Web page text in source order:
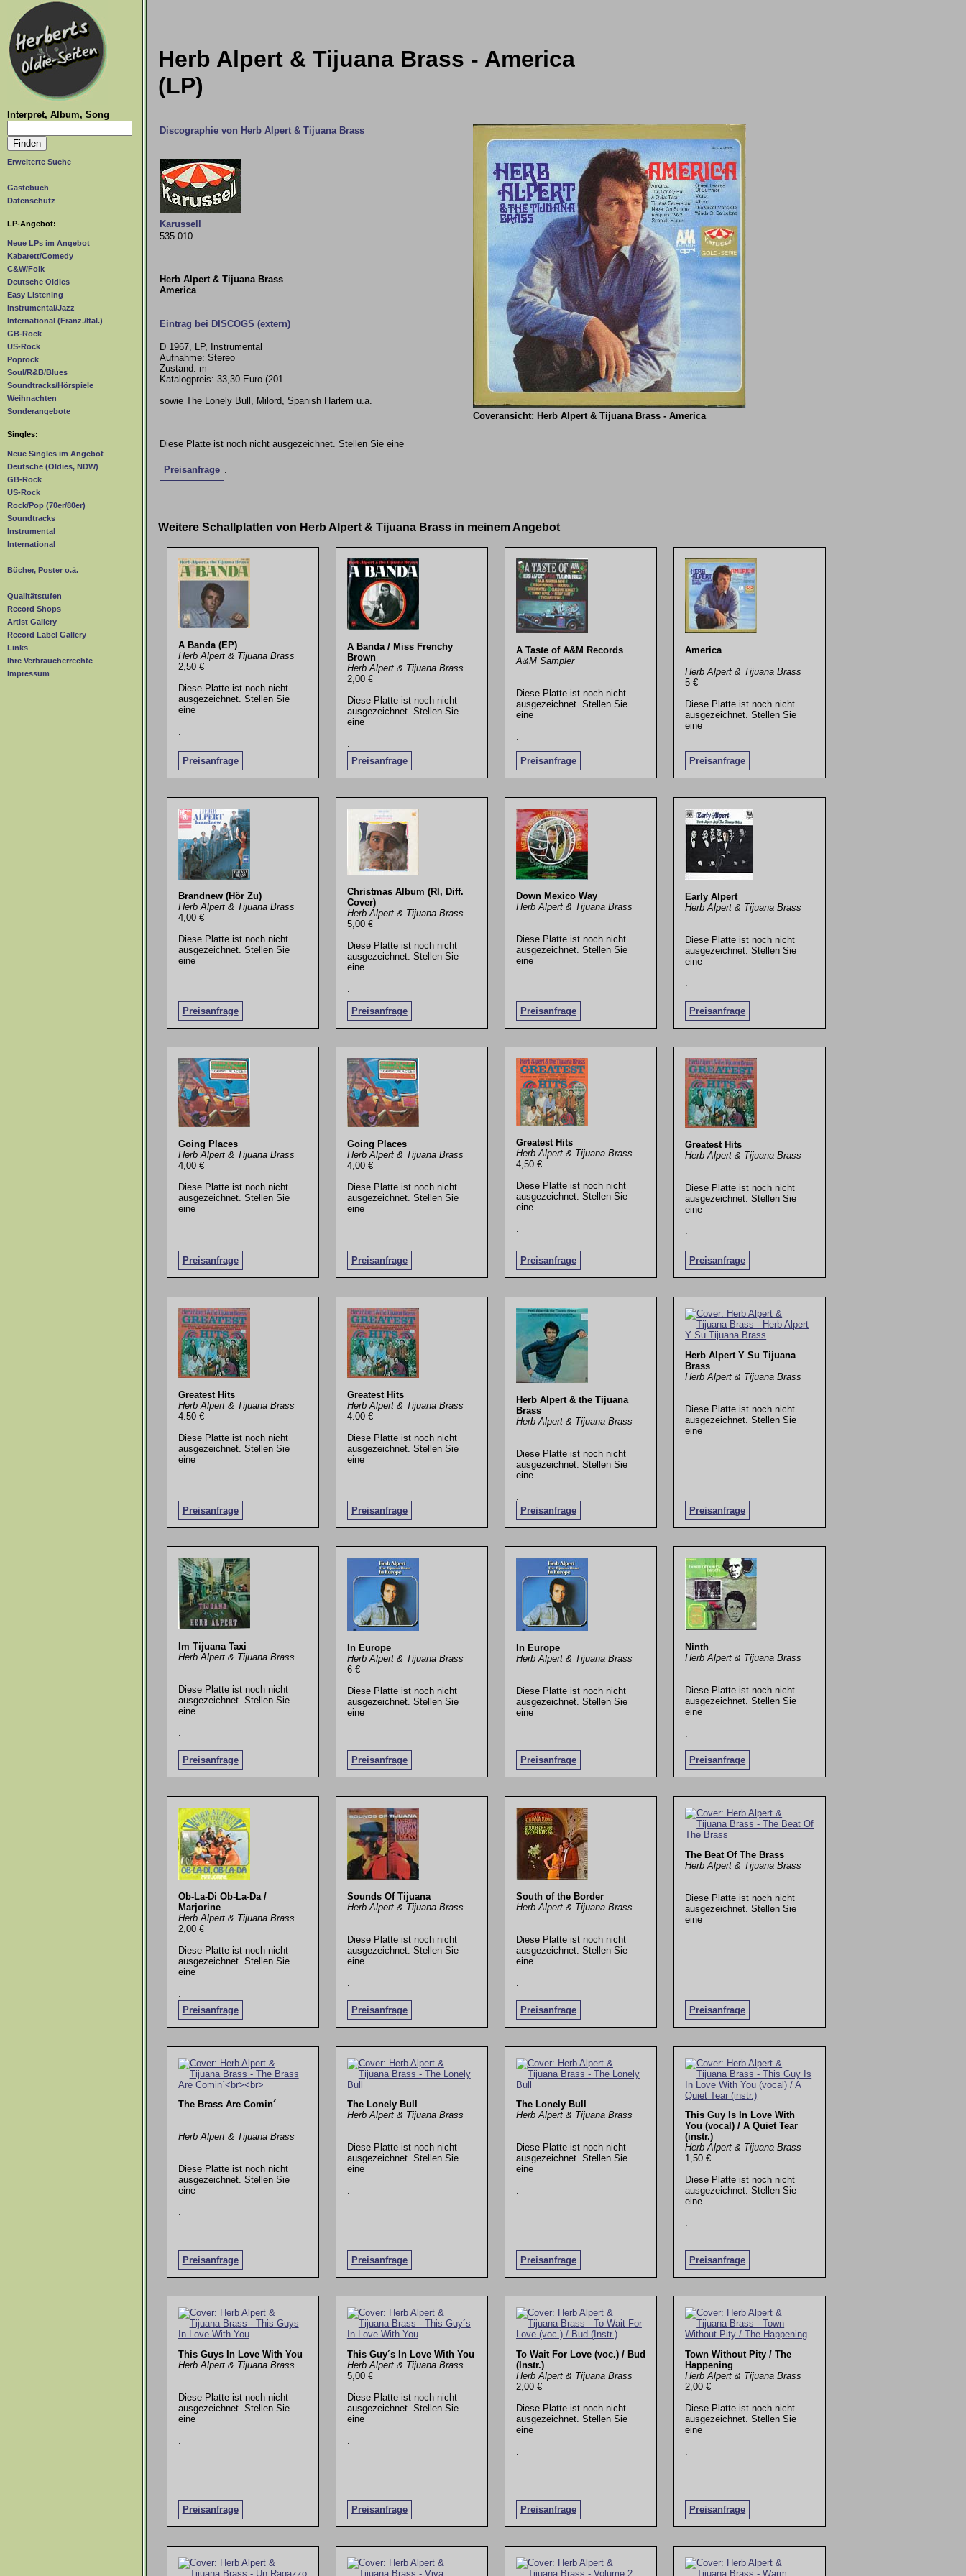
Interpret, Album, Song
Erweiterte Suche
Gästebuch
Datenschutz
LP-Angebot:
Neue LPs im Angebot
Kabarett/Comedy
C&W/Folk
Deutsche Oldies
Easy Listening
Instrumental/Jazz
International (Franz./Ital.)
GB-Rock
US-Rock
Poprock
Soul/R&B/Blues
Soundtracks/Hörspiele
Weihnachten
Sonderangebote
Singles:
Neue Singles im Angebot
Deutsche (Oldies, NDW)
GB-Rock
US-Rock
Rock/Pop (70er/80er)
Soundtracks
Instrumental
International
Bücher, Poster o.ä.
Qualitätstufen
Record Shops
Artist Gallery
Record Label Gallery
Links
Ihre Verbraucherrechte
Impressum
Herb Alpert & Tijuana Brass - America
(LP)
Discographie von Herb Alpert & Tijuana Brass
Karussell
535 010
Herb Alpert & Tijuana Brass
America
Eintrag bei DISCOGS (extern)
D 1967, LP, Instrumental
Aufnahme: Stereo
Zustand: m-
Katalogpreis: 33,30 Euro (201
sowie The Lonely Bull, Milord, Spanish Harlem u.a.
Diese Platte ist noch nicht ausgezeichnet. Stellen Sie eine
Preisanfrage
Coveransicht: Herb Alpert & Tijuana Brass - America
Weitere Schallplatten von Herb Alpert & Tijuana Brass in meinem Angebot
A Banda (EP)
Herb Alpert & Tijuana Brass
2,50 €
Diese Platte ist noch nicht
ausgezeichnet. Stellen Sie
eine
Preisanfrage
A Banda / Miss Frenchy
Brown
Herb Alpert & Tijuana Brass
2,00 €
Diese Platte ist noch nicht
ausgezeichnet. Stellen Sie
eine
Preisanfrage
A Taste of A&M Records
A&M Sampler
Diese Platte ist noch nicht
ausgezeichnet. Stellen Sie
eine
Preisanfrage
America
Herb Alpert & Tijuana Brass
5 €
Diese Platte ist noch nicht
ausgezeichnet. Stellen Sie
eine
Preisanfrage
Brandnew (Hör Zu)
Herb Alpert & Tijuana Brass
4,00 €
Diese Platte ist noch nicht
ausgezeichnet. Stellen Sie
eine
Preisanfrage
.
Christmas Album (RI, Diff.
Cover)
Herb Alpert & Tijuana Brass
5,00 €
Diese Platte ist noch nicht
ausgezeichnet. Stellen Sie
eine
Preisanfrage
.
Down Mexico Way
Herb Alpert & Tijuana Brass
Diese Platte ist noch nicht
ausgezeichnet. Stellen Sie
eine
Preisanfrage
.
Early Alpert
Herb Alpert & Tijuana Brass
Diese Platte ist noch nicht
ausgezeichnet. Stellen Sie
eine
Preisanfrage
.
Going Places
Herb Alpert & Tijuana Brass
4,00 €
Diese Platte ist noch nicht
ausgezeichnet. Stellen Sie
eine
Preisanfrage
Going Places
Herb Alpert & Tijuana Brass
4,00 €
Diese Platte ist noch nicht
ausgezeichnet. Stellen Sie
eine
Preisanfrage
Greatest Hits
Herb Alpert & Tijuana Brass
4,50 €
Diese Platte ist noch nicht
ausgezeichnet. Stellen Sie
eine
Preisanfrage
Greatest Hits
Herb Alpert & Tijuana Brass
Diese Platte ist noch nicht
ausgezeichnet. Stellen Sie
eine
Preisanfrage
Greatest Hits
Herb Alpert & Tijuana Brass
4.50 €
Diese Platte ist noch nicht
ausgezeichnet. Stellen Sie
eine
Preisanfrage
Greatest Hits
Herb Alpert & Tijuana Brass
4.00 €
Diese Platte ist noch nicht
ausgezeichnet. Stellen Sie
eine
Preisanfrage
Herb Alpert & the Tijuana
Brass
Herb Alpert & Tijuana Brass
Diese Platte ist noch nicht
ausgezeichnet. Stellen Sie
eine
Preisanfrage
Herb Alpert Y Su Tijuana
Brass
Herb Alpert & Tijuana Brass
Diese Platte ist noch nicht
ausgezeichnet. Stellen Sie
eine
Preisanfrage
Im Tijuana Taxi
Herb Alpert & Tijuana Brass
Diese Platte ist noch nicht
ausgezeichnet. Stellen Sie
eine
Preisanfrage
.
In Europe
Herb Alpert & Tijuana Brass
6 €
Diese Platte ist noch nicht
ausgezeichnet. Stellen Sie
eine
Preisanfrage
.
In Europe
Herb Alpert & Tijuana Brass
Diese Platte ist noch nicht
ausgezeichnet. Stellen Sie
eine
Preisanfrage
.
Ninth
Herb Alpert & Tijuana Brass
Diese Platte ist noch nicht
ausgezeichnet. Stellen Sie
eine
Preisanfrage
.
Ob-La-Di Ob-La-Da /
Marjorine
Herb Alpert & Tijuana Brass
2,00 €
Diese Platte ist noch nicht
ausgezeichnet. Stellen Sie
eine
Preisanfrage
Sounds Of Tijuana
Herb Alpert & Tijuana Brass
Diese Platte ist noch nicht
ausgezeichnet. Stellen Sie
eine
Preisanfrage
South of the Border
Herb Alpert & Tijuana Brass
Diese Platte ist noch nicht
ausgezeichnet. Stellen Sie
eine
Preisanfrage
The Beat Of The Brass
Herb Alpert & Tijuana Brass
Diese Platte ist noch nicht
ausgezeichnet. Stellen Sie
eine
Preisanfrage
The Brass Are Comin´
Herb Alpert & Tijuana Brass
Diese Platte ist noch nicht
ausgezeichnet. Stellen Sie
eine
Preisanfrage
.
The Lonely Bull
Herb Alpert & Tijuana Brass
Diese Platte ist noch nicht
ausgezeichnet. Stellen Sie
eine
Preisanfrage
.
The Lonely Bull
Herb Alpert & Tijuana Brass
Diese Platte ist noch nicht
ausgezeichnet. Stellen Sie
eine
Preisanfrage
.
This Guy Is In Love With
You (vocal) / A Quiet Tear
(instr.)
Herb Alpert & Tijuana Brass
1,50 €
Diese Platte ist noch nicht
ausgezeichnet. Stellen Sie
eine
Preisanfrage
.
This Guys In Love With You
Herb Alpert & Tijuana Brass
Diese Platte ist noch nicht
ausgezeichnet. Stellen Sie
eine
Preisanfrage
This Guy´s In Love With You
Herb Alpert & Tijuana Brass
5,00 €
Diese Platte ist noch nicht
ausgezeichnet. Stellen Sie
eine
Preisanfrage
To Wait For Love (voc.) / Bud
(Instr.)
Herb Alpert & Tijuana Brass
2,00 €
Diese Platte ist noch nicht
ausgezeichnet. Stellen Sie
eine
Preisanfrage
Town Without Pity / The
Happening
Herb Alpert & Tijuana Brass
2,00 €
Diese Platte ist noch nicht
ausgezeichnet. Stellen Sie
eine
Preisanfrage